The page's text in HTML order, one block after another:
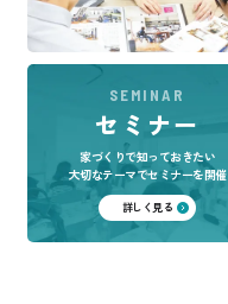
SEMINAR
セミナー
家づくりで知っておきたい
大切なテーマでセミナーを開催
詳しく見る